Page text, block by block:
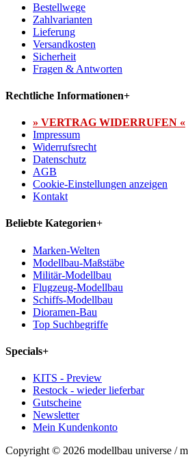
Bestellwege
Zahlvarianten
Lieferung
Versandkosten
Sicherheit
Fragen & Antworten
Rechtliche Informationen+
» VERTRAG WIDERRUFEN «
Impressum
Widerrufsrecht
Datenschutz
AGB
Cookie-Einstellungen anzeigen
Kontakt
Beliebte Kategorien+
Marken-Welten
Modellbau-Maßstäbe
Militär-Modellbau
Flugzeug-Modellbau
Schiffs-Modellbau
Dioramen-Bau
Top Suchbegriffe
Specials+
KITS - Preview
Restock - wieder lieferbar
Gutscheine
Newsletter
Mein Kundenkonto
Copyright © 2026 modellbau universe /